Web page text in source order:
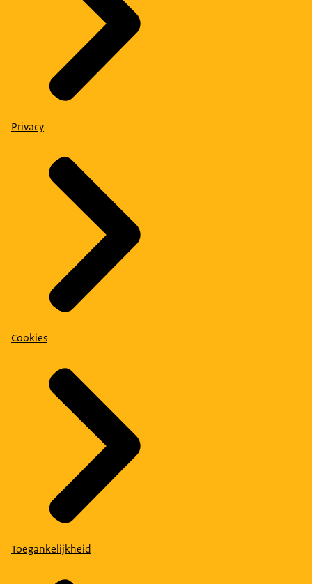
Privacy
Cookies
Toegankelijkheid